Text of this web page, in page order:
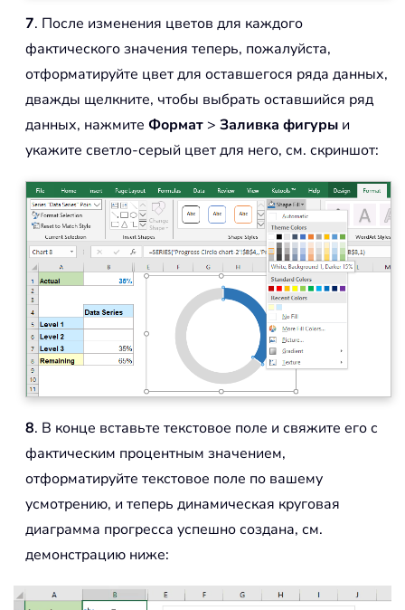
7. После изменения цветов для каждого
фактического значения теперь, пожалуйста,
отформатируйте цвет для оставшегося ряда данных,
дважды щелкните, чтобы выбрать оставшийся ряд
данных, нажмите Формат > Заливка фигуры и
укажите светло-серый цвет для него, см. скриншот:
8. В конце вставьте текстовое поле и свяжите его с
фактическим процентным значением,
отформатируйте текстовое поле по вашему
усмотрению, и теперь динамическая круговая
диаграмма прогресса успешно создана, см.
демонстрацию ниже: